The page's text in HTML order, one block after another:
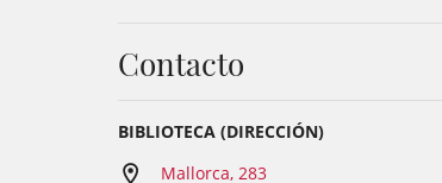
Contacto
BIBLIOTECA (DIRECCIÓN)
Mallorca, 283